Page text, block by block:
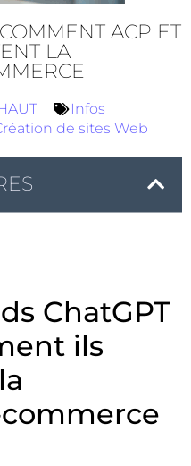
ACP ET
LA
Infos
de sites Web
ChatGPT
ils